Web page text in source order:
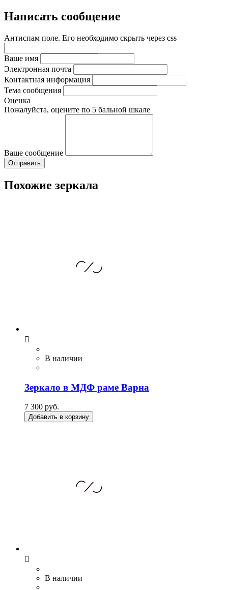
Написать сообщение
Антиспам поле. Его необходимо скрыть через css
Ваше имя
Электронная почта
Контактная информация
Тема сообщения
Оценка
Пожалуйста, оцените по 5 бальной шкале
Ваше сообщение
Похожие зеркала

В наличии
Зеркало в МДФ раме Варна
7 300 руб.
Добавить в корзину

В наличии